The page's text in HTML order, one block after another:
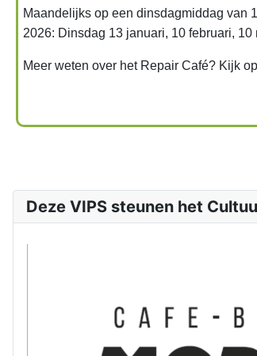
Maandelijks op een dinsdagmiddag van
2026: Dinsdag 13 januari, 10 februari,
Meer weten over het Repair Café? Kijk op
Deze VIPS steunen het